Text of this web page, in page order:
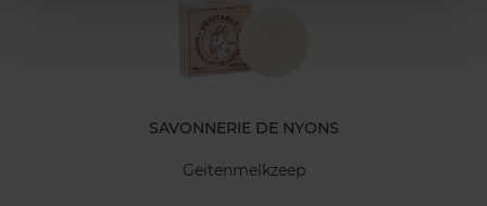
SAVONNERIE DE NYONS
Geitenmelkzeep